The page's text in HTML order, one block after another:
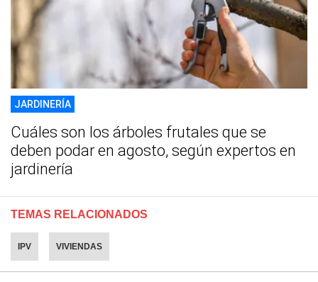
JARDINERÍA
Cuáles son los árboles frutales que se
deben podar en agosto, según expertos en
jardinería
TEMAS RELACIONADOS
IPV VIVIENDAS